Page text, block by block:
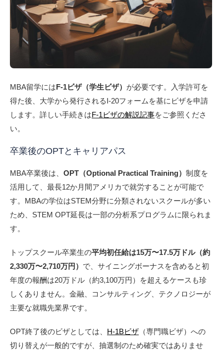
MBA留学にはF-1ビザ（学生ビザ） が必要です。入学許可を
得た後、大学から発行されるI-20フォームを基にビザを申請
します。詳しい手続きはF-1ビザの解説記事をご参照くださ
い。
卒業後のOPTとキャリアパス
MBA卒業後は、 OPT（Optional Practical Training） 制度を
活用して、最長12か月間アメリカで就労することが可能で
す。MBAの学位はSTEM分野に分類されないスクールが多い
ため、STEM OPT延長は一部の分析系プログラムに限られま
す。
トップスクール卒業生の平均初任給は15万〜17.5万ドル（約
2,330万〜2,710万円） で、サイニングボーナスを含めると初
年度の報酬は20万ドル（約3,100万円）を超えるケースも珍
しくありません。金融、コンサルティング、テクノロジーが
主要な就職先業界です。
OPT終了後のビザとしては、 H-1Bビザ （専門職ビザ）への
切り替えが一般的ですが、抽選制のため確実ではありませ